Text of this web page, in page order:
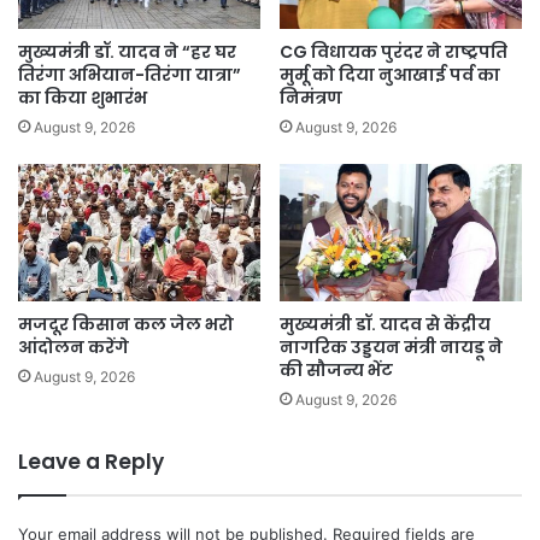
मुख्यमंत्री डॉ. यादव ने “हर घर
तिरंगा अभियान-तिरंगा यात्रा”
का किया शुभारंभ
August 9, 2026
CG विधायक पुरंदर ने राष्ट्रपति
मुर्मू को दिया नुआखाई पर्व का
निमंत्रण
August 9, 2026
मजदूर किसान कल जेल भरो
आंदोलन करेंगे
August 9, 2026
मुख्यमंत्री डॉ. यादव से केंद्रीय
नागरिक उड्डयन मंत्री नायडू ने
की सौजन्य भेंट
August 9, 2026
Leave a Reply
Your email address will not be published. Required fields are